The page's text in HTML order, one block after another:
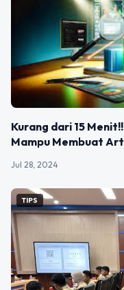
Kurang dari 15
Mampu Membuat
Jul 28, 2024
TIPS